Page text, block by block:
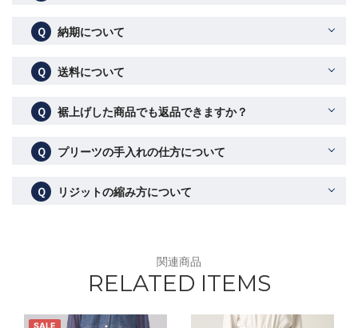
Ｑ 納期について
Ｑ 送料について
Ｑ 裾上げした商品でも返品できますか？
Ｑ プリーツの手入れの仕方について
Ｑ リジットの縮み方について
関連商品
RELATED ITEMS
SALE